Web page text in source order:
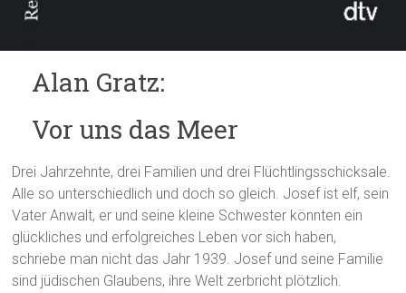
Alan Gratz:
Vor uns das Meer
Drei Jahrzehnte, drei Familien und drei Flüchtlingsschicksale.
Alle so unterschiedlich und doch so gleich. Josef ist elf, sein
Vater Anwalt, er und seine kleine Schwester könnten ein
glückliches und erfolgreiches Leben vor sich haben,
schriebe man nicht das Jahr 1939. Josef und seine Familie
sind jüdischen Glaubens, ihre Welt zerbricht plötzlich.